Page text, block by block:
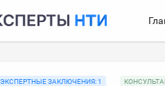
ЭКСПЕРТНЫЕ ЗАКЛЮЧЕНИЯ: 1